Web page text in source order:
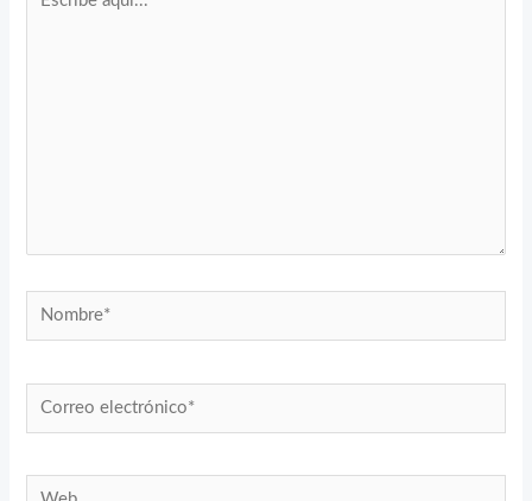
Nombre*
Correo
electrónico*
Web